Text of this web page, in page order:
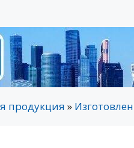
продукция »